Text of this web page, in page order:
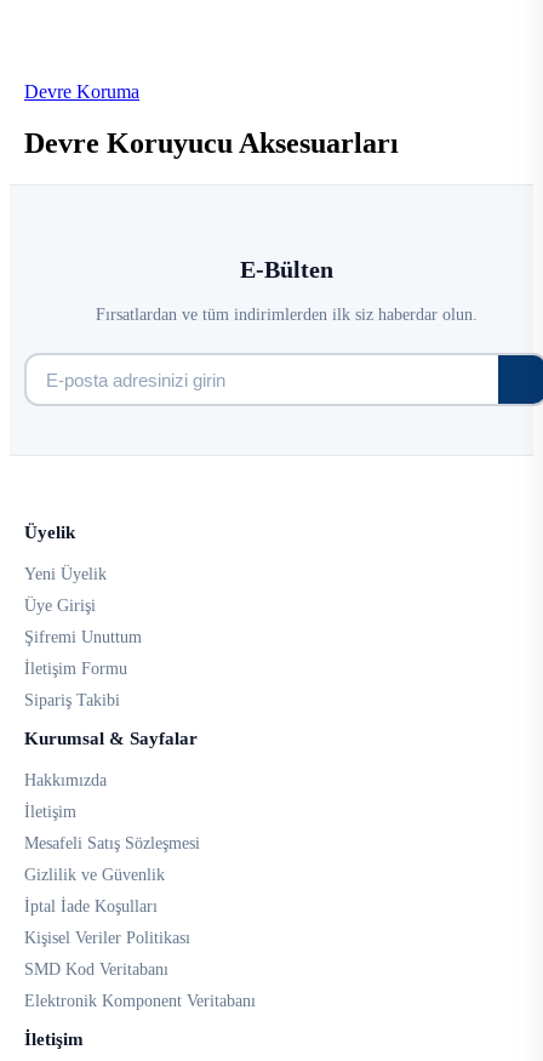
Devre Koruma
Devre Koruyucu Aksesuarları
E-Bülten
Fırsatlardan ve tüm indirimlerden ilk siz haberdar olun.
Üyelik
Yeni Üyelik
Üye Girişi
Şifremi Unuttum
İletişim Formu
Sipariş Takibi
Kurumsal & Sayfalar
Hakkımızda
İletişim
Mesafeli Satış Sözleşmesi
Gizlilik ve Güvenlik
İptal İade Koşulları
Kişisel Veriler Politikası
SMD Kod Veritabanı
Elektronik Komponent Veritabanı
İletişim